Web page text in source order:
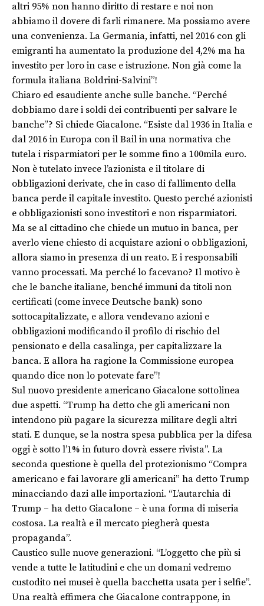
altri 95% non hanno diritto di restare e noi non
abbiamo il dovere di farli rimanere. Ma possiamo avere
una convenienza. La Germania, infatti, nel 2016 con gli
emigranti ha aumentato la produzione del 4,2% ma ha
investito per loro in case e istruzione. Non già come la
formula italiana Boldrini-Salvini”!
Chiaro ed esaudiente anche sulle banche. “Perché
dobbiamo dare i soldi dei contribuenti per salvare le
banche”? Si chiede Giacalone. “Esiste dal 1936 in Italia e
dal 2016 in Europa con il Bail in una normativa che
tutela i risparmiatori per le somme fino a 100mila euro.
Non è tutelato invece l’azionista e il titolare di
obbligazioni derivate, che in caso di fallimento della
banca perde il capitale investito. Questo perché azionisti
e obbligazionisti sono investitori e non risparmiatori.
Ma se al cittadino che chiede un mutuo in banca, per
averlo viene chiesto di acquistare azioni o obbligazioni,
allora siamo in presenza di un reato. E i responsabili
vanno processati. Ma perché lo facevano? Il motivo è
che le banche italiane, benché immuni da titoli non
certificati (come invece Deutsche bank) sono
sottocapitalizzate, e allora vendevano azioni e
obbligazioni modificando il profilo di rischio del
pensionato e della casalinga, per capitalizzare la
banca. E allora ha ragione la Commissione europea
quando dice non lo potevate fare”!
Sul nuovo presidente americano Giacalone sottolinea
due aspetti. “Trump ha detto che gli americani non
intendono più pagare la sicurezza militare degli altri
stati. E dunque, se la nostra spesa pubblica per la difesa
oggi è sotto l’1% in futuro dovrà essere rivista”. La
seconda questione è quella del protezionismo “Compra
americano e fai lavorare gli americani” ha detto Trump
minacciando dazi alle importazioni. “L’autarchia di
Trump – ha detto Giacalone – è una forma di miseria
costosa. La realtà e il mercato piegherà questa
propaganda”.
Caustico sulle nuove generazioni. “L’oggetto che più si
vende a tutte le latitudini e che un domani vedremo
custodito nei musei è quella bacchetta usata per i selfie”.
Una realtà effimera che Giacalone contrappone, in